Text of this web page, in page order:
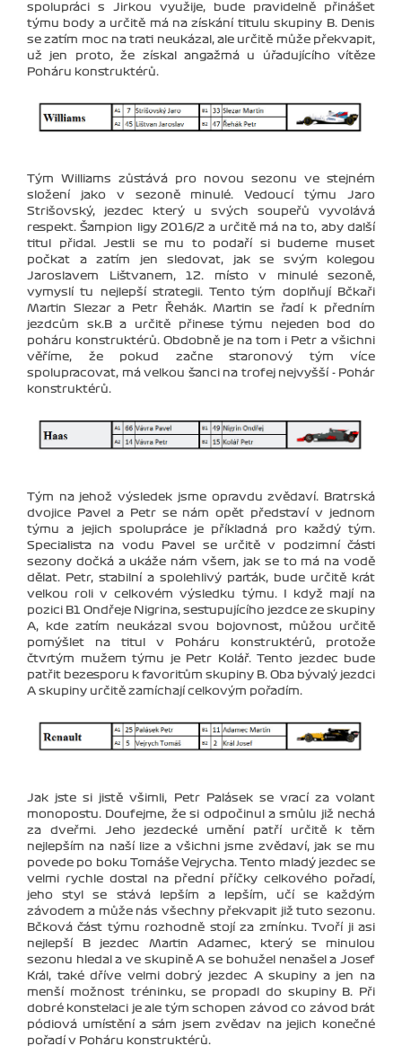
spolupráci s Jirkou využije, bude pravidelně přinášet
týmu body a určitě má na získání titulu skupiny B. Denis
se zatím moc na trati neukázal, ale určitě může překvapit,
už jen proto, že získal angažmá u úřadujícího vítěze
Poháru konstruktérů.
Tým Williams zůstává pro novou sezonu ve stejném
složení jako v sezoně minulé. Vedoucí týmu Jaro
Strišovský, jezdec který u svých soupeřů vyvolává
respekt. Šampion ligy 2016/2 a určitě má na to, aby další
titul přidal. Jestli se mu to podaří si budeme muset
počkat a zatím jen sledovat, jak se svým kolegou
Jaroslavem Lištvanem, 12. místo v minulé sezoně,
vymyslí tu nejlepší strategii. Tento tým doplňují Bčkaři
Martin Slezar a Petr Řehák. Martin se řadí k předním
jezdcům sk.B a určitě přinese týmu nejeden bod do
poháru konstruktérů. Obdobně je na tom i Petr a všichni
věříme, že pokud začne staronový tým více
spolupracovat, má velkou šanci na trofej nejvyšší - Pohár
konstruktérů.
Tým na jehož výsledek jsme opravdu zvědaví. Bratrská
dvojice Pavel a Petr se nám opět představí v jednom
týmu a jejich spolupráce je příkladná pro každý tým.
Specialista na vodu Pavel se určitě v podzimní části
sezony dočká a ukáže nám všem, jak se to má na vodě
dělat. Petr, stabilní a spolehlivý parťák, bude určitě krát
velkou roli v celkovém výsledku týmu. I když mají na
pozici B1 Ondřeje Nigrina, sestupujícího jezdce ze skupiny
A, kde zatím neukázal svou bojovnost, můžou určitě
pomýšlet na titul v Poháru konstruktérů, protože
čtvrtým mužem týmu je Petr Kolář. Tento jezdec bude
patřit bezesporu k favoritům skupiny B. Oba bývalý jezdci
A skupiny určitě zamíchají celkovým pořadím.
Jak jste si jistě všimli, Petr Palásek se vrací za volant
monopostu. Doufejme, že si odpočinul a smůlu již nechá
za dveřmi. Jeho jezdecké umění patří určitě k těm
nejlepším na naší lize a všichni jsme zvědaví, jak se mu
povede po boku Tomáše Vejrycha. Tento mladý jezdec se
velmi rychle dostal na přední příčky celkového pořadí,
jeho styl se stává lepším a lepším, učí se každým
závodem a může nás všechny překvapit již tuto sezonu.
Bčková část týmu rozhodně stojí za zmínku. Tvoří ji asi
nejlepší B jezdec Martin Adamec, který se minulou
sezonu hledal a ve skupině A se bohužel nenašel a Josef
Král, také dříve velmi dobrý jezdec A skupiny a jen na
menší možnost tréninku, se propadl do skupiny B. Při
dobré konstelaci je ale tým schopen závod co závod brát
pódiová umístění a sám jsem zvědav na jejich konečné
pořadí v Poháru konstruktérů.